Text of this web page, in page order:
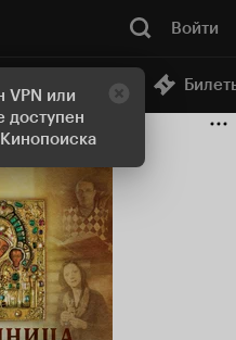
VPN или
доступен
Войти
кинотеатр